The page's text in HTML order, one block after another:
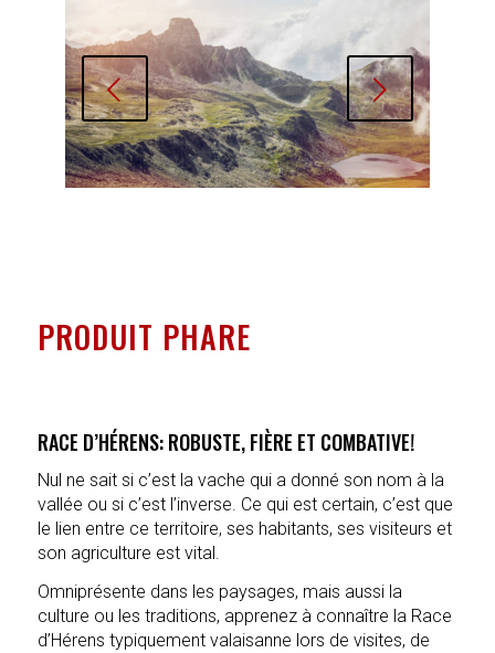
Suivant
PRODUIT PHARE
RACE D’HÉRENS: ROBUSTE, FIÈRE ET COMBATIVE!
Nul ne sait si c’est la vache qui a donné son nom à la
vallée ou si c’est l’inverse. Ce qui est certain, c’est que
le lien entre ce territoire, ses habitants, ses visiteurs et
son agriculture est vital.
Omniprésente dans les paysages, mais aussi la
culture ou les traditions, apprenez à connaître la Race
d’Hérens typiquement valaisanne lors de visites, de